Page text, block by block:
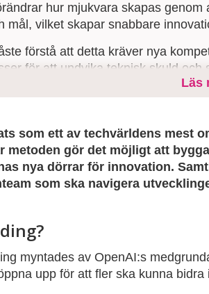
hur mjukvara skapas
mål, vilket skapar snabbare
förstå att detta kräver nya
för att undvika teknisk skuld och
behöver omstrukturera team,
Läs
som ett av techvärldens mest
metoden gör det möjligt att
nya dörrar för innovation.
som ska navigera
myntades av OpenAI:s
upp för att fler ska kunna bidra